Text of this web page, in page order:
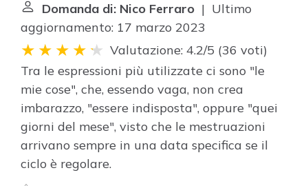
Domanda di: Nico Ferraro | Ultimo
aggiornamento: 17 marzo 2023
Valutazione: 4.2/5 (36 voti)
Tra le espressioni più utilizzate ci sono "le
mie cose", che, essendo vaga, non crea
imbarazzo, "essere indisposta", oppure "quei
giorni del mese", visto che le mestruazioni
arrivano sempre in una data specifica se il
ciclo è regolare.